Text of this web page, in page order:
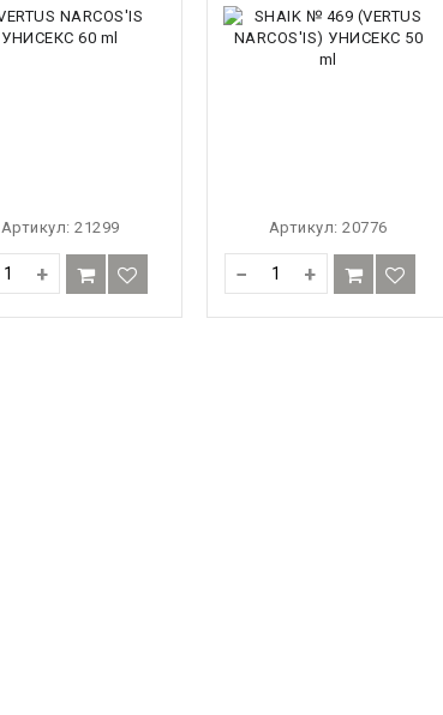
Артикул:21299
+
Артикул:20776
− +